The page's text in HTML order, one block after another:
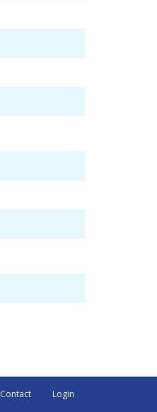
Contact Login